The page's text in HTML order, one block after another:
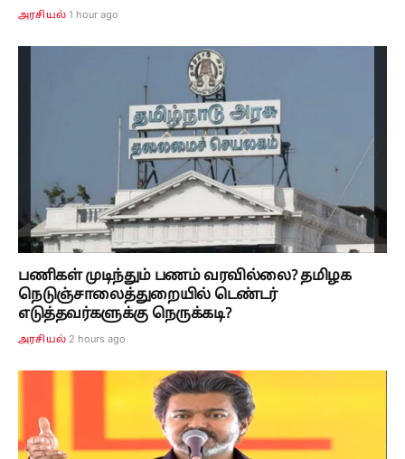
அரசியல் 1 hour ago
பணிகள் முடிந்தும் பணம் வரவில்லை? தமிழக
நெடுஞ்சாலைத்துறையில் டெண்டர்
எடுத்தவர்களுக்கு நெருக்கடி?
அரசியல் 2 hours ago